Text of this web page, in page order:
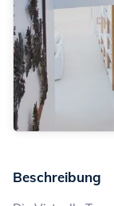
Beschreibung